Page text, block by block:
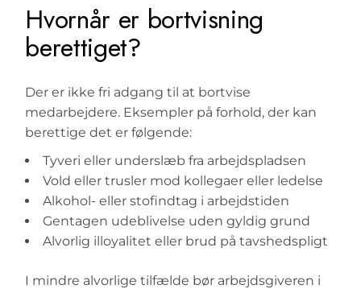
Hvornår er bortvisning
berettiget?
Der er ikke fri adgang til at bortvise
medarbejdere. Eksempler på forhold, der kan
berettige det er følgende:
Tyveri eller underslæb fra arbejdspladsen
Vold eller trusler mod kollegaer eller ledelse
Alkohol- eller stofindtag i arbejdstiden
Gentagen udeblivelse uden gyldig grund
Alvorlig illoyalitet eller brud på tavshedspligt
I mindre alvorlige tilfælde bør arbejdsgiveren i